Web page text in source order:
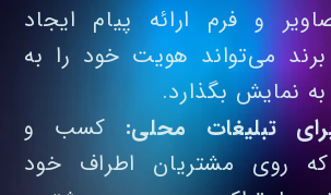
و فرم ارائه پیام ایجاد
می‌تواند هویت خود را به‌
نمایش بگذارد.
تبلیغات محلی: کسب‌ و
که روی مشتریان اطراف خود